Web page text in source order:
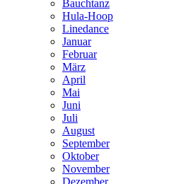
Bauchtanz
Hula-Hoop
Linedance
Januar
Februar
März
April
Mai
Juni
Juli
August
September
Oktober
November
Dezember